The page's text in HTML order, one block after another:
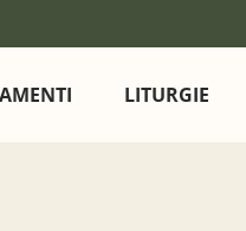
LITURGIE